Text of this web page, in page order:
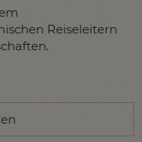
Reiseleitern